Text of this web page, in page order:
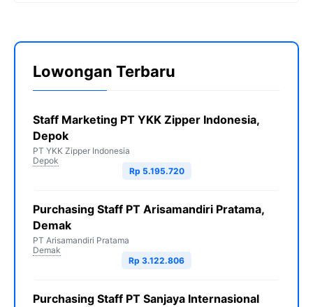
Lowongan Terbaru
Staff Marketing PT YKK Zipper Indonesia,
Depok
PT YKK Zipper Indonesia
Depok
Rp 5.195.720
Purchasing Staff PT Arisamandiri Pratama,
Demak
PT Arisamandiri Pratama
Demak
Rp 3.122.806
Purchasing Staff PT Sanjaya Internasional